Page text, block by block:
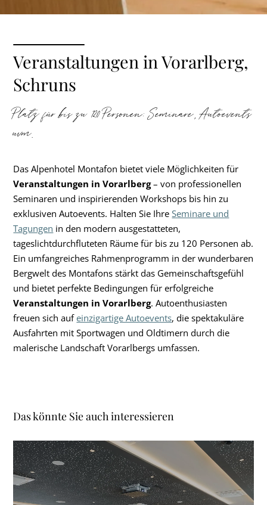
Veranstaltungen in Vorarlberg,
Schruns
Platz für bis zu 120 Personen: Seminare, Autoevents
uvm.
Das Alpenhotel Montafon bietet viele Möglichkeiten für
Veranstaltungen in Vorarlberg– von professionellen
Seminaren und inspirierenden Workshops bis hin zu
exklusiven Autoevents. Halten Sie IhreSeminare und
Tagungen in den modern ausgestatteten,
tageslichtdurchfluteten Räume für bis zu 120 Personen ab.
Ein umfangreiches Rahmenprogramm in der wunderbaren
Bergwelt des Montafons stärkt das Gemeinschaftsgefühl
und bietet perfekte Bedingungen für erfolgreiche
Veranstaltungen in Vorarlberg. Autoenthusiasten
freuen sich aufeinzigartige Autoevents, die spektakuläre
Ausfahrten mit Sportwagen und Oldtimern durch die
malerische Landschaft Vorarlbergs umfassen.
Das könnte Sie auch interessieren